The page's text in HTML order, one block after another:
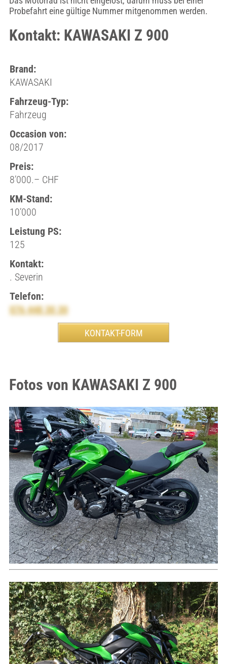
Probefahrt eine gültige Nummer mitgenommen werden.
Kontakt: KAWASAKI Z 900
Brand:
KAWASAKI
Fahrzeug-Typ:
Fahrzeug
Occasion von:
08/2017
Preis:
8’000.– CHF
KM-Stand:
10’000
Leistung PS:
125
Kontakt:
. Severin
Telefon:
076 448 30 30
Fotos von KAWASAKI Z 900